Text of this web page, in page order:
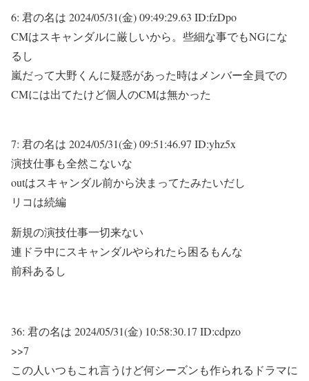
6: 君の名は 2024/05/31(金) 09:49:29.63 ID:fzDpo
CMはスキャンダルに厳しいから。些細な事でもNGにな
るし
嵐だって大野くんに疑惑があった時はメンバー全員での
CMには出てたけど個人のCMは無かった
7: 君の名は 2024/05/31(金) 09:51:46.97 ID:yhz5x
演技仕事も全然こないな
outはスキャンダル前から決まってたみたいだし
リコは続編
新規の演技仕事一切来ない
連ドラ中にスキャンダルやられたら困るもんな
前科あるし
36: 君の名は 2024/05/31(金) 10:58:30.17 ID:cdpzo
>>7
この人いつもこれ言うけど何シーズンも作られるドラマに